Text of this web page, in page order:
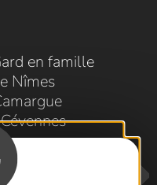
en famille
Nîmes